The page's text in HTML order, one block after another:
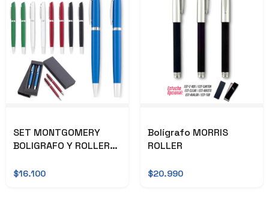
SET MONTGOMERY
BOLIGRAFO Y ROLLER
$16.100
Bolígrafo MORRIS
ROLLER
$20.990